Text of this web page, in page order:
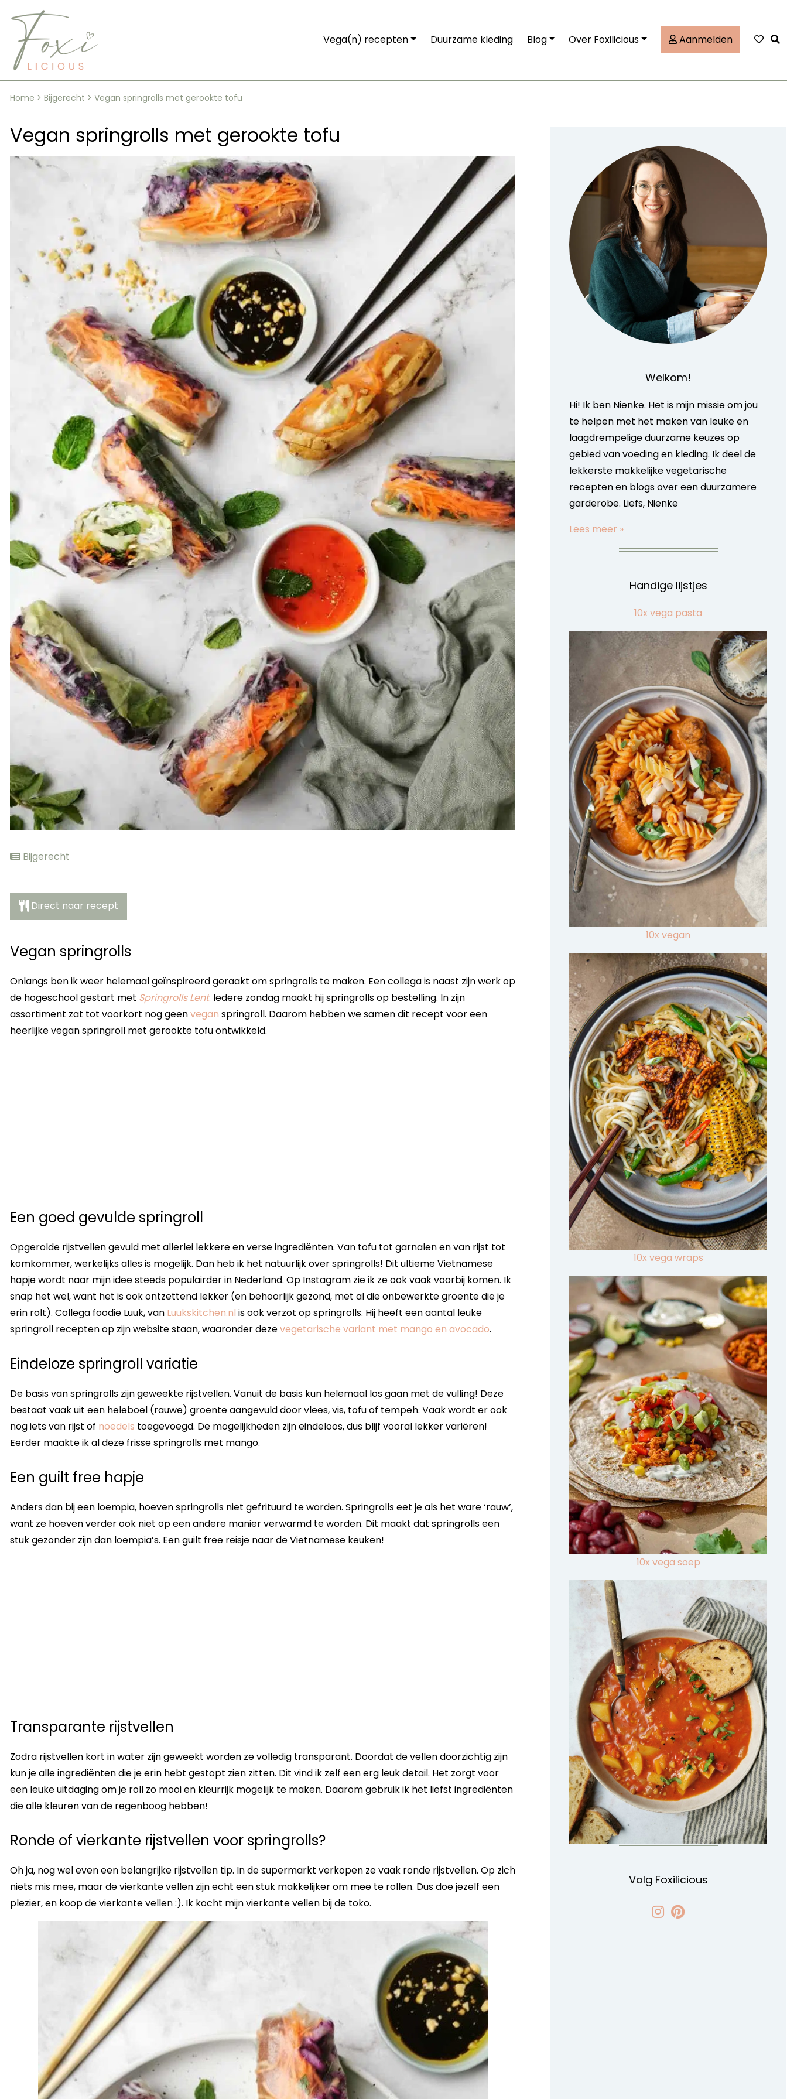
content
Vega(n) recepten Duurzame kleding Blog Over Foxilicious Aanmelden
Home > Bijgerecht > Vegan springrolls met gerookte tofu
Vegan springrolls met gerookte tofu
Bijgerecht
Direct naar recept
Vegan springrolls
Onlangs ben ik weer helemaal geïnspireerd geraakt om springrolls te maken. Een collega is naast zijn werk op
de hogeschool gestart met Springrolls Lent. Iedere zondag maakt hij springrolls op bestelling. In zijn
assortiment zat tot voorkort nog geenvegan springroll. Daarom hebben we samen dit recept voor een
heerlijke vegan springroll met gerookte tofu ontwikkeld.
Een goed gevulde springroll
Opgerolde rijstvellen gevuld met allerlei lekkere en verse ingrediënten. Van tofu tot garnalen en van rijst tot
komkommer, werkelijks alles is mogelijk. Dan heb ik het natuurlijk over springrolls! Dit ultieme Vietnamese
hapje wordt naar mijn idee steeds populairder in Nederland. Op Instagram zie ik ze ook vaak voorbij komen. Ik
snap het wel, want het is ook ontzettend lekker (en behoorlijk gezond, met al die onbewerkte groente die je
erin rolt). Collega foodie Luuk, van Luukskitchen.nl is ook verzot op springrolls. Hij heeft een aantal leuke
springroll recepten op zijn website staan, waaronder dezevegetarische variant met mango en avocado.
Eindeloze springroll variatie
De basis van springrolls zijn geweekte rijstvellen. Vanuit de basis kun helemaal los gaan met de vulling! Deze
bestaat vaak uit een heleboel (rauwe) groente aangevuld door vlees, vis, tofu of tempeh. Vaak wordt er ook
nog iets van rijst of noedels toegevoegd. De mogelijkheden zijn eindeloos, dus blijf vooral lekker variëren!
Eerder maakte ik al deze frisse springrolls met mango.
Een guilt free hapje
Anders dan bij een loempia, hoeven springrolls niet gefrituurd te worden. Springrolls eet je als het ware ‘rauw’,
want ze hoeven verder ook niet op een andere manier verwarmd te worden. Dit maakt dat springrolls een
stuk gezonder zijn dan loempia’s. Een guilt free reisje naar de Vietnamese keuken!
Transparante rijstvellen
Zodra rijstvellen kort in water zijn geweekt worden ze volledig transparant. Doordat de vellen doorzichtig zijn
kun je alle ingrediënten die je erin hebt gestopt zien zitten. Dit vind ik zelf een erg leuk detail. Het zorgt voor
een leuke uitdaging om je roll zo mooi en kleurrijk mogelijk te maken. Daarom gebruik ik het liefst ingrediënten
die alle kleuren van de regenboog hebben!
Ronde of vierkante rijstvellen voor springrolls?
Oh ja, nog wel even een belangrijke rijstvellen tip. In de supermarkt verkopen ze vaak ronde rijstvellen. Op zich
niets mis mee, maar de vierkante vellen zijn echt een stuk makkelijker om mee te rollen. Dus doe jezelf een
plezier, en koop de vierkante vellen :). Ik kocht mijn vierkante vellen bij de toko.
Welkom!
Hi! Ik ben Nienke. Het is mijn missie om jou
te helpen met het maken van leuke en
laagdrempelige duurzame keuzes op
gebied van voeding en kleding. Ik deel de
lekkerste makkelijke vegetarische
recepten en blogs over een duurzamere
garderobe. Liefs, Nienke
Lees meer »
Handige lijstjes
10x vega pasta
10x vegan
10x vega wraps
10x vega soep
Volg Foxilicious